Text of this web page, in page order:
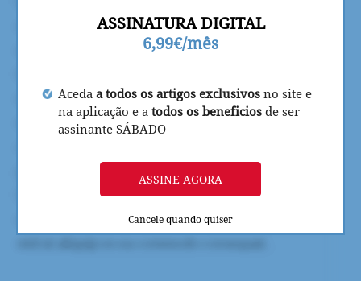
ASSINATURA DIGITAL
6,99€/mês
Aceda a todos os artigos exclusivos no site e
na aplicação e a todos os beneficios de ser
assinante SÁBADO
ASSINE AGORA
Cancele quando quiser